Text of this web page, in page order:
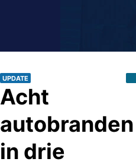
UPDATE
Acht
autobranden
in drie